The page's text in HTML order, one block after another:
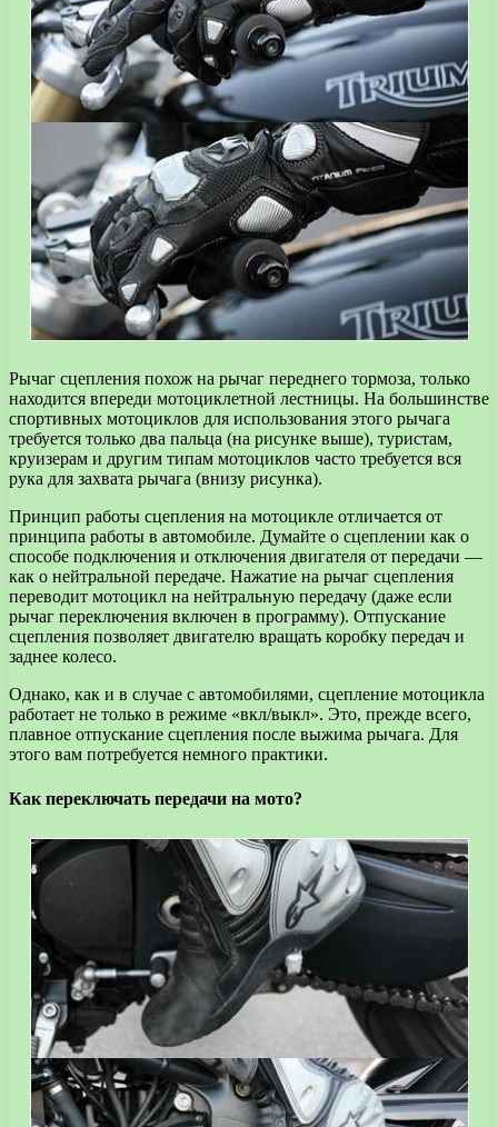
Рычаг сцепления похож на рычаг переднего тормоза, только
находится впереди мотоциклетной лестницы. На большинстве
спортивных мотоциклов для использования этого рычага
требуется только два пальца (на рисунке выше), туристам,
круизерам и другим типам мотоциклов часто требуется вся
рука для захвата рычага (внизу рисунка).
Принцип работы сцепления на мотоцикле отличается от
принципа работы в автомобиле. Думайте о сцеплении как о
способе подключения и отключения двигателя от передачи —
как о нейтральной передаче. Нажатие на рычаг сцепления
переводит мотоцикл на нейтральную передачу (даже если
рычаг переключения включен в программу). Отпускание
сцепления позволяет двигателю вращать коробку передач и
заднее колесо.
Однако, как и в случае с автомобилями, сцепление мотоцикла
работает не только в режиме «вкл/выкл». Это, прежде всего,
плавное отпускание сцепления после выжима рычага. Для
этого вам потребуется немного практики.
Как переключать передачи на мото?